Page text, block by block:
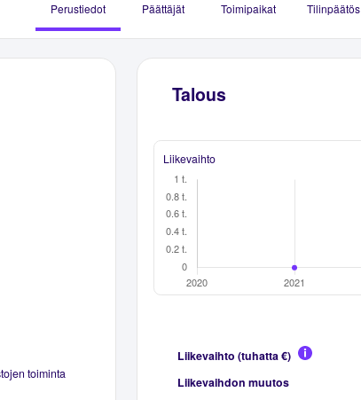
Perustiedot Päättäjät Toimipaikat Tilinpäätös
toiminta
Talous
Liikevaihto
Liikevaihto (tuhatta €)
Liikevaihdon muutos